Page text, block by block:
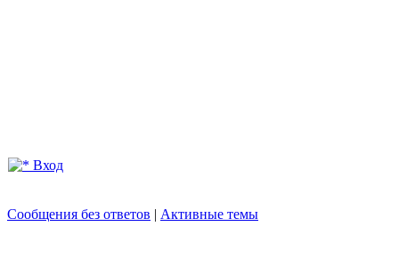
Вход
Сообщения без ответов | Активные темы